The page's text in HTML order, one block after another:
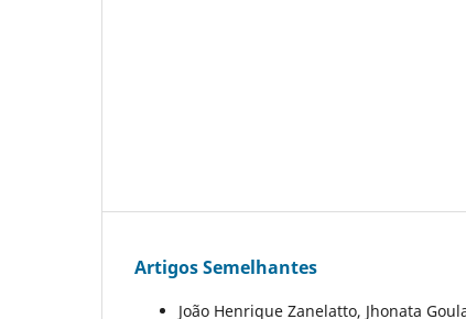
Artigos Semelhantes
João Henrique Zanelatto, Jhonata